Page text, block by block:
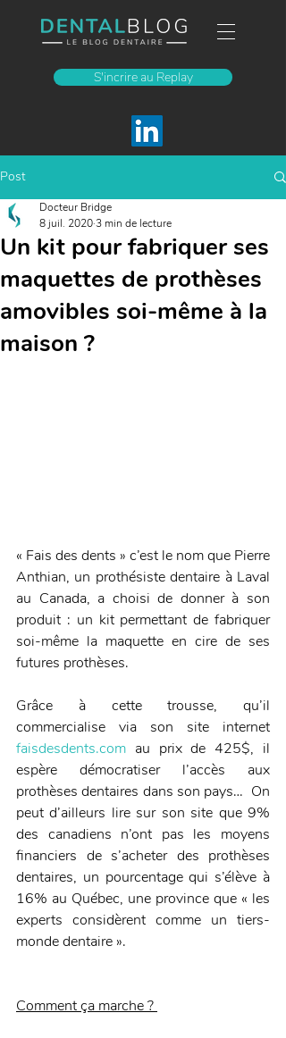
S'incrire au Replay
Post
Un kit pour fabriquer ses
maquettes de prothèses
amovibles soi-même à la
maison ?
Docteur Bridge
8 juil. 20203 min de lecture
« Fais des dents » c’est le nom que Pierre
Anthian, un prothésiste dentaire à Laval
au Canada, a choisi de donner à son
produit : un kit permettant de fabriquer
soi-même la maquette en cire de ses
futures prothèses.
Grâce à cette trousse, qu’il
faisdesdents.com au prix de 425$, il
espère démocratiser l’accès aux
prothèses dentaires dans son pays…  On
peut d’ailleurs lire sur son site que 9%
des canadiens n’ont pas les moyens
financiers de s’acheter des prothèses
dentaires, un pourcentage qui s’élève à
16% au Québec, une province que « les
experts considèrent comme un tiers-
monde dentaire ».
Comment ça marche ?